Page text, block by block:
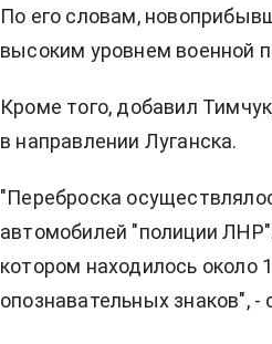
По его словам,
высоким уровнем военной
Кроме того, добавил
в направлении Луганска.
"Переброска
автомобилей "полиции
котором находилось около
опознавательных знаков",